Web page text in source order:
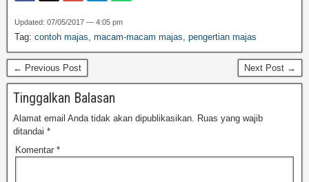
Updated: 07/05/2017 — 4:05 pm
Tag: contoh majas macam-macam majas pengertian majas
← Previous Post Next Post →
Tinggalkan Balasan
Alamat email Anda tidak akan dipublikasikan.
Ruas yang wajib
ditandai *
Komentar *